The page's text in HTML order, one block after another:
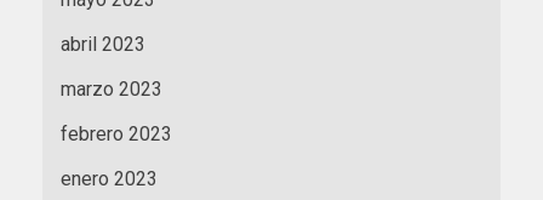
abril 2023
marzo 2023
febrero 2023
enero 2023